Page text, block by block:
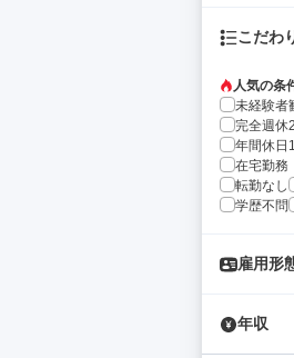
こだわ
人気の条
未経験者
完全週休
年間休日
在宅勤務
転勤なし
学歴不問
雇用形
年収